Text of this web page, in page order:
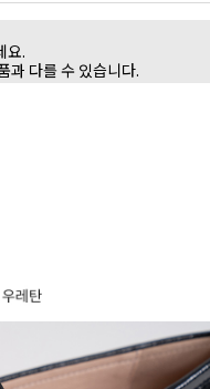
요.
과 다를 수 있습니다.